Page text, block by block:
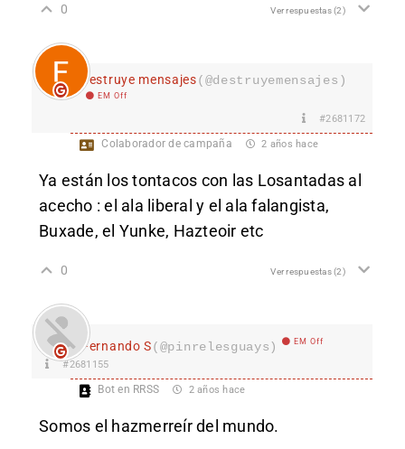
0 Ver respuestas(2)
destruye mensajes(@destruyemensajes)
EM Off
#2681172
Colaborador de campaña 2 años hace
Ya están los tontacos con las Losantadas al
acecho : el ala liberal y el ala falangista,
Buxade, el Yunke, Hazteoir etc
0 Ver respuestas(2)
Fernando S(@pinrelesguays) EM Off
#2681155
Bot en RRSS 2 años hace
Somos el hazmerreír del mundo.